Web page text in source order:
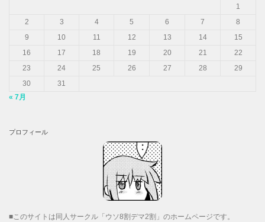
1
2
3 4 5 6 7
8
9
10 11 12 13 14
15
16
17 18 19 20 21
22
23
24 25 26 27 28
29
30
31
« 7月
プロフィール
■このサイトは同人サークル「ウソ8割デマ2割」のホームページです。